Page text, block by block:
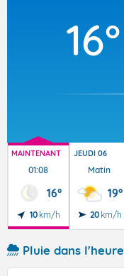
16°
MAINTENANT
01:08
16°
10 km/h
JEUDI 06
Matin
19°
20 km/h
Pluie dans l'heure